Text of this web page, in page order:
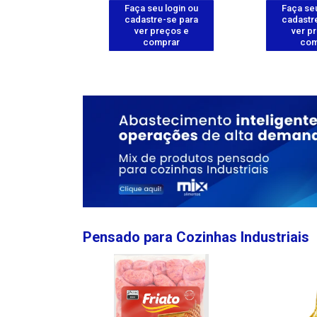
Faça seu login ou
cadastre-se para
ver preços e
comprar
Faça
ver
Pensado para Cozinhas Industriais